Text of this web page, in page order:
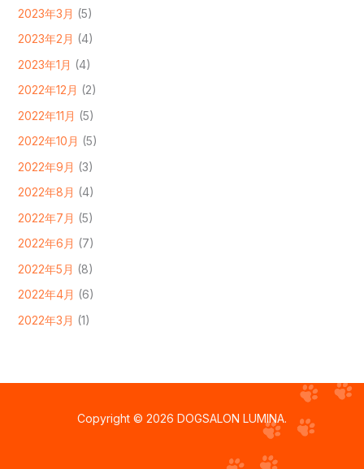
2023年3月 (5)
2023年2月 (4)
2023年1月 (4)
2022年12月 (2)
2022年11月 (5)
2022年10月 (5)
2022年9月 (3)
2022年8月 (4)
2022年7月 (5)
2022年6月 (7)
2022年5月 (8)
2022年4月 (6)
2022年3月 (1)
Copyright © 2026 DOGSALON LUMINA.